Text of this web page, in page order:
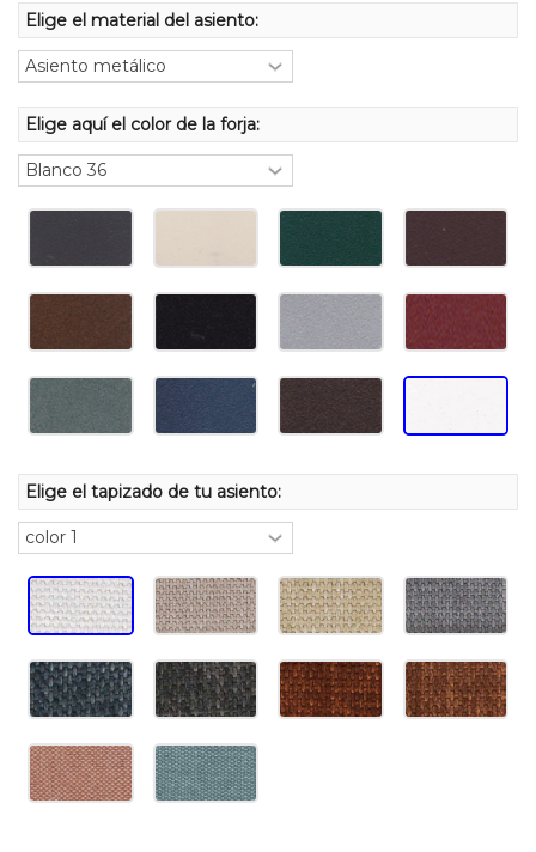
Elige aquí el color de la forja:
Elige el material del asiento:
Elige el tapizado de tu asiento: